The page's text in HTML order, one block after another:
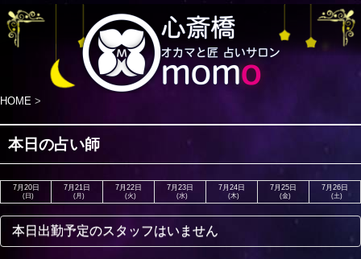
HOME >
本日の占い師
7月20日
(日)
7月21日
(月)
7月22日
(火)
7月23日
(水)
7月24日
(木)
7月25日
(金)
7月26日
(土)
本日出勤予定のスタッフはいません